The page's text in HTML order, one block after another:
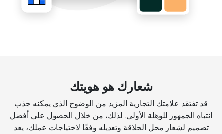
شعارك هو هويتك
قد تفتقد علامتك التجارية المزيد من الوضوح الذي يمكنه جذب
انتباه الجمهور للوهلة الأولى. لذلك، من خلال الحصول على أفضل
تصميم لشعار محل الحلاقة وتعديله وفقًا لاحتياجات عملك، يعد